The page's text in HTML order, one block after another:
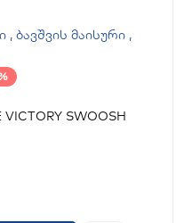
, ბავშვის მაისური ,
SWOOSH